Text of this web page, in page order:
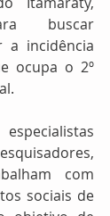
buscar
a incidência
ocupa o 2º
com
sociais de